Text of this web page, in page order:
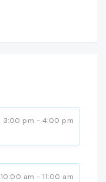
3:00 pm - 4:00 pm
10:00 am - 11:00 am